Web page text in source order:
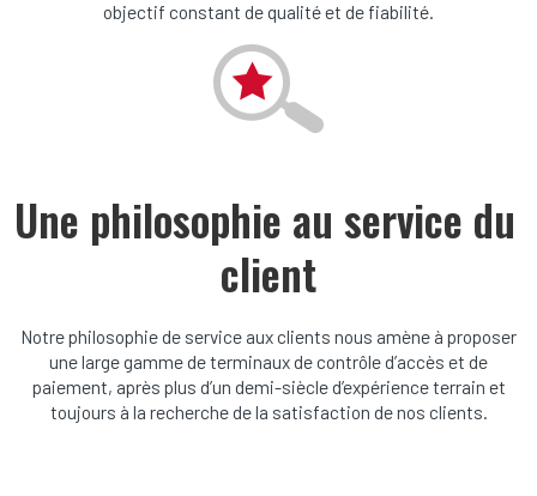
objectif constant de qualité et de fiabilité.
Une philosophie au service du
client
Notre philosophie de service aux clients nous amène à proposer
une large gamme de terminaux de contrôle d’accès et de
paiement, après plus d’un demi-siècle d’expérience terrain et
toujours à la recherche de la satisfaction de nos clients.